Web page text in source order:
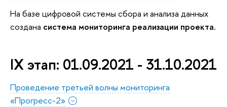
На базе цифровой системы сбора и анализа данных
создана система мониторинга реализации проекта.
IX этап: 01.09.2021 - 31.10.2021
Проведение третьей волны мониторинга
«Прогресс-2»